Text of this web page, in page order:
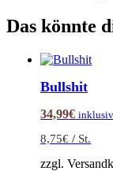
Das könnte
Bullshit
34,99€
8,75€ / St.
zzgl.